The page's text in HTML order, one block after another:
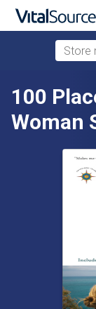
Zum
Store
100
Woman